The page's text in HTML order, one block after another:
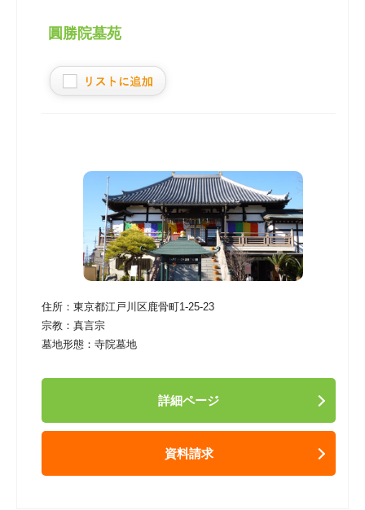
圓勝院墓苑
住所： 東京都江戸川区鹿骨町1-25-23
宗教： 真言宗
墓地形態： 寺院墓地
詳細ページ
資料請求